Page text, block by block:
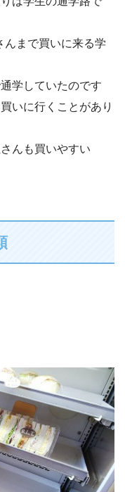
んまで買いに来る学
学していたのです
いに行くことがあり
んも買いやすい